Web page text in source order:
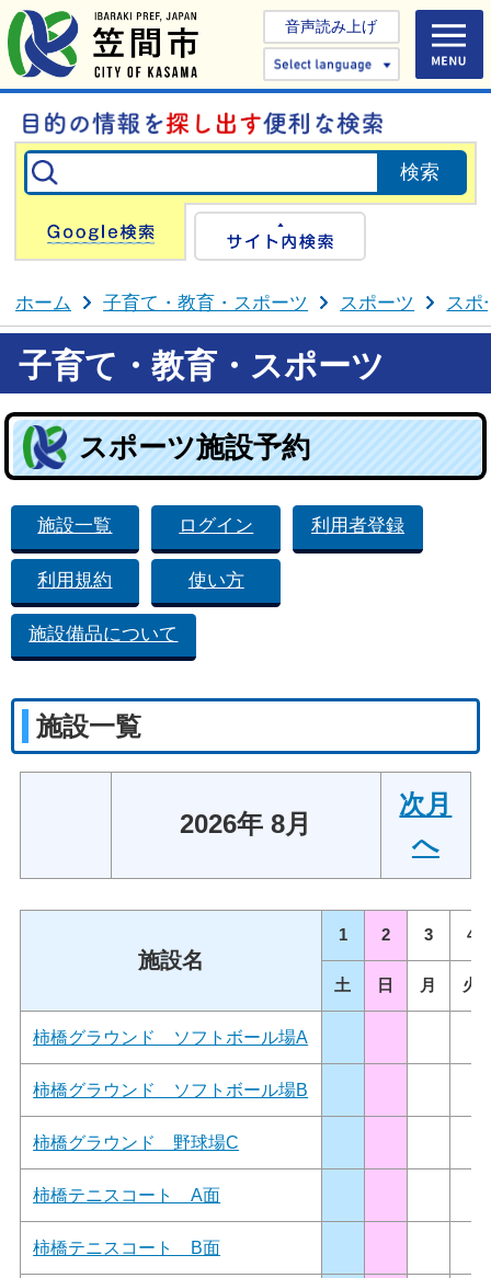
音声読み上げ
Select
Google検索
ホーム 子育て・教育・スポーツ スポーツ スポ
子育て・教育・スポーツ
スポーツ施設予約
施設一覧 ログイン 利用者登録
利用規約 使い方
施設備品について
施設一覧
2026年 8月
次月
へ
施設名
1 2 3 4
土 日 月 火
柿橋グラウンド ソフトボール場A
柿橋グラウンド ソフトボール場B
柿橋グラウンド 野球場C
柿橋テニスコート A面
柿橋テニスコート B面